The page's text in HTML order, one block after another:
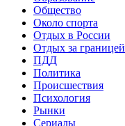
Общество
Около спорта
Отдых в России
Отдых за границей
ПДД
Политика
Происшествия
Психология
Рынки
Сериалы